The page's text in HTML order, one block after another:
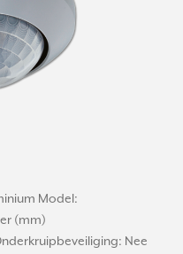
Model:
(mm)
Nee